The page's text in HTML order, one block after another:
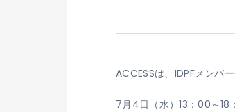
ACCESSは、IDPFメンバ
7月4日（水）13：00～18